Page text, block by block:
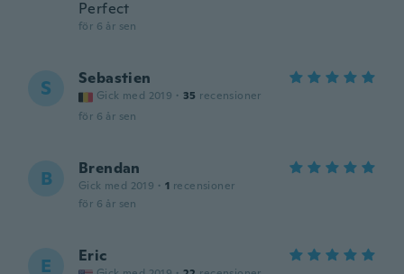
Perfect
för 6 år sen
S Sebastien
Gick med 2019 · 35 recensioner
för 6 år sen
B Brendan
Gick med 2019 · 1 recensioner
för 6 år sen
E Eric